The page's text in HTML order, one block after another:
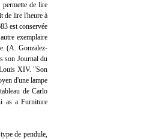
de lire
de lire l'heure à
est conservée
exemplaire
(A. Gonzalez-
son Journal du
XIV. "Son
d'une lampe
de Carlo
as a Furniture
de pendule,